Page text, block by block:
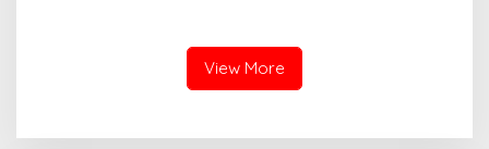
View More